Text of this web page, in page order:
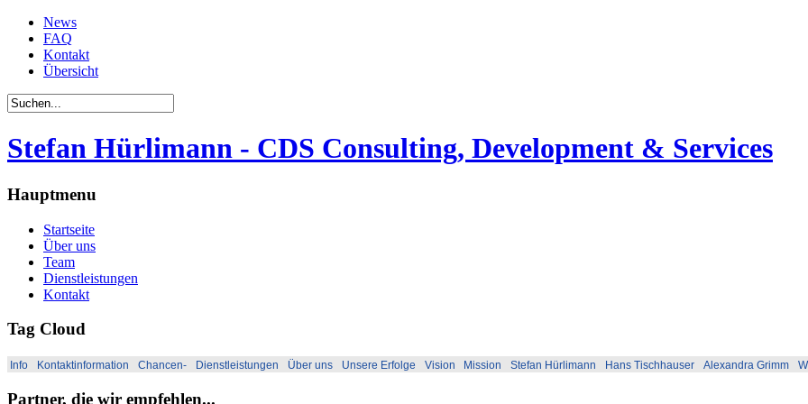
News
FAQ
Kontakt
Übersicht
Stefan Hürlimann - CDS Consulting, Development & Services
Hauptmenu
Startseite
Über uns
Team
Dienstleistungen
Kontakt
Tag Cloud
Info Kontaktinformation Chancen- Dienstleistungen Über uns Unsere Erfolge Vision Mission Stefan Hürlimann Hans Tischhauser Alexandra Grimm
Partner, die wir empfehlen...